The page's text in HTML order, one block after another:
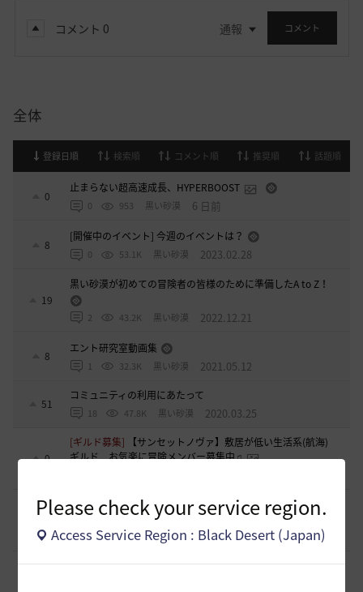
Please check your service region.
Access Service Region : Black Desert (Japan)
コメント 0 通報 コメント
全体
登録日順 検索順 コメント順 推奨順 話題順
0
止まらない超高速成長、HYPERBOOST
0 953 黒い砂漠 6 日前
8
[開催中のイベント] 今週のイベントは？
0 53.1K 黒い砂漠 2023.02.28
19
黒い砂漠が初めての冒険者の皆様のために準備したA to Z！
2 43.2K 黒い砂漠 2022.12.21
8
エント研究室動画集
1 32.3K 黒い砂漠 2021.05.12
51
コミュニティの利用にあたって
18 47.8K 黒い砂漠 2020.03.25
0
[ギルド募集]
【サンセットノヴァ】敷居が低い生活系(航海)
ギルド お気楽に冒険メンバー募集中♫
[意見掲示板]【検証】HYPERBOOST紹介記事の「攻撃力+防
御力750達成」例を積み上げ計算してみました
0 85 浅井ジークフリード配信者 8 時間前
[ギルド募集]スキル共有・基本無言ギルド【無為無想】メン